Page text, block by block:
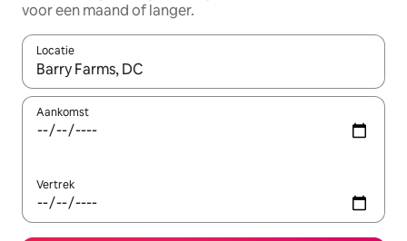
voor een maand of langer.
Locatie
Wanneer er resultaten beschikbaar zijn, maak je een keuze
Aankomst
Vertrek